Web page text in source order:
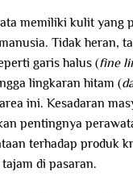
memiliki kulit yang
Tidak heran,
garis halus (fine
lingkaran hitam (
ini. Kesadaran
pentingnya
terhadap produk
di pasaran.